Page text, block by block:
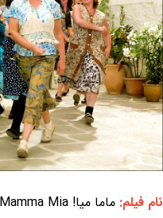
نام فیلم: ماما میا! Mamma Mia!